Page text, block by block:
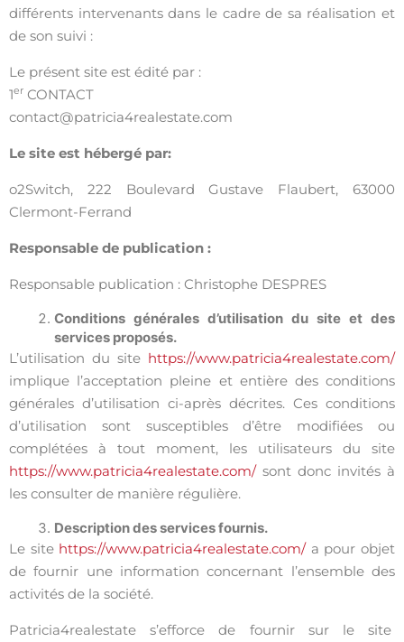
différents intervenants dans le cadre de sa réalisation et
de son suivi :
Le présent site est édité par :
1er CONTACT
contact@patricia4realestate.com
Le site est hébergé par:
o2Switch, 222 Boulevard Gustave Flaubert, 63000
Clermont-Ferrand
Responsable de publication :
Responsable publication : Christophe DESPRES
Conditions générales d’utilisation du site et des
services proposés.
L’utilisation du site https://www.patricia4realestate.com/
implique l’acceptation pleine et entière des conditions
générales d’utilisation ci-après décrites. Ces conditions
d’utilisation sont susceptibles d’être modifiées ou
complétées à tout moment, les utilisateurs du site
https://www.patricia4realestate.com/sont donc invités à
les consulter de manière régulière.
Description des services fournis.
Le site https://www.patricia4realestate.com/a pour objet
de fournir une information concernant l’ensemble des
activités de la société.
Patricia4realestate s’efforce de fournir sur le site